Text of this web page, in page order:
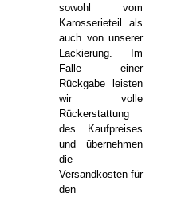
sowohl vom
Karosserieteil als
auch von unserer
Lackierung. Im
Falle einer
Rückgabe leisten
wir volle
Rückerstattung
des Kaufpreises
und übernehmen
die
Versandkosten für
den